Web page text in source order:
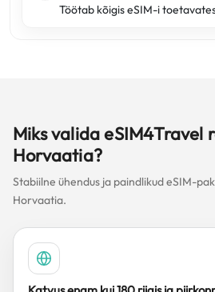
Töötab kõigis eSIM-i
Miks valida eSIM4Travel
Horvaatia?
Stabiilne ühendus ja paindlikud eSIM-
Horvaatia.